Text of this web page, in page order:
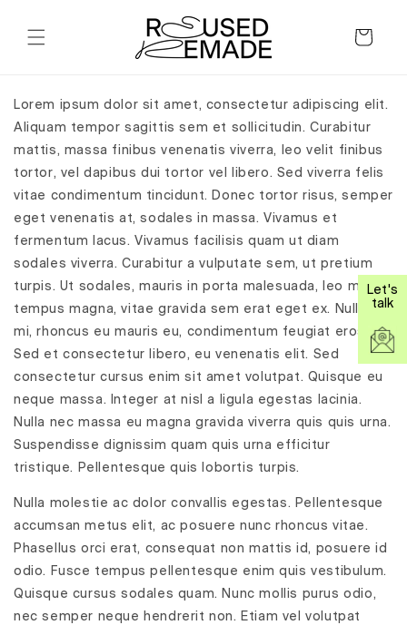
CONTENT
Let's
talk
Cart
Lorem ipsum dolor sit amet, consectetur adipiscing elit.
Aliquam tempor sagittis sem et sollicitudin. Curabitur
mattis, massa finibus venenatis viverra, leo velit finibus
tortor, vel dapibus dui tortor vel libero. Sed viverra felis
vitae condimentum tincidunt. Donec tortor risus, semper
eget venenatis at, sodales in massa. Vivamus et
fermentum lacus. Vivamus facilisis quam ut diam
sodales viverra. Curabitur a vulputate sem, ut pretium
turpis. Ut sodales, mauris in porta malesuada, leo magna
tempus magna, vitae gravida sem erat eget ex. Nulla elit
mi, rhoncus eu mauris eu, condimentum feugiat eros.
Sed et consectetur libero, eu venenatis elit. Sed
consectetur cursus enim sit amet volutpat. Quisque eu
neque massa. Integer at nisl a ligula egestas lacinia.
Nulla nec massa eu magna gravida viverra quis quis urna.
Suspendisse dignissim quam quis urna efficitur
tristique. Pellentesque quis lobortis turpis.
Nulla molestie ac dolor convallis egestas. Pellentesque
accumsan metus elit, ac posuere nunc rhoncus vitae.
Phasellus orci erat, consequat non mattis id, posuere id
odio. Fusce tempus pellentesque enim quis vestibulum.
Quisque cursus sodales quam. Nunc mollis purus odio,
nec semper neque hendrerit non. Etiam vel volutpat